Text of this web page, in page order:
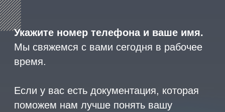
ИНН 2466160772 КПП 246601001 ОГРН
Эксклюзивный представитель
завода ALLIS SAGAв России